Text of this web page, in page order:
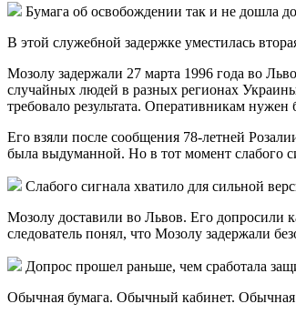
Бумага об освобождении так и не дошла
В этой служебной задержке уместилась
Мозолу задержали 27 марта 1996 года во
случайных людей в разных регионах
требовало результата. Оперативникам
Его взяли после сообщения 78-летней
была выдуманной. Но в тот момент слабого
Слабого сигнала хватило для сильной
Мозолу доставили во Львов. Его допросили
следователь понял, что Мозолу задержали
Допрос прошел раньше, чем сработала
Обычная бумага. Обычный кабинет. Обычная